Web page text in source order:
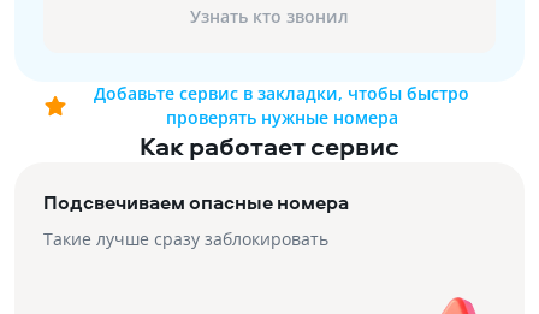
Узнать кто звонил
Добавьте сервис в закладки, чтобы быстро
проверять нужные номера
Как работает сервис
Подсвечиваем опасные номера
Такие лучше сразу заблокировать